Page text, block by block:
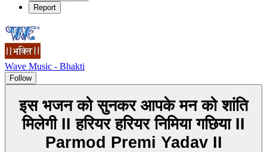
Report
Wave Music - Bhakti
Follow
इस भजन को सुनकर आपके मन को शांति
मिलेगी II हरियर हरियर निमिया गछिया II
Parmod Premi Yadav II